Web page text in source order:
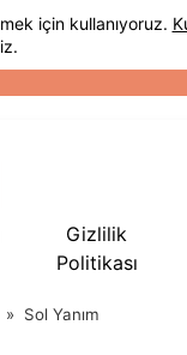
Gizlilik
Politikası
» Sol Yanım